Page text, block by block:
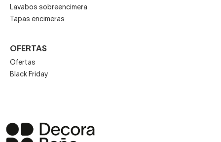
Lavabos sobreencimera
Tapas encimeras
OFERTAS
Ofertas
Black Friday